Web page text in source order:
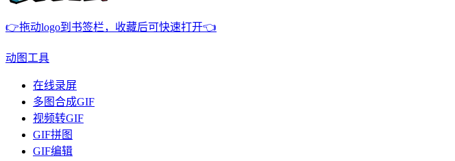
👉拖动logo到书签栏，收藏后可快速打开👈
动图工具
在线录屏
多图合成GIF
视频转GIF
GIF拼图
GIF编辑